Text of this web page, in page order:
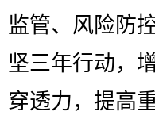
监管、风险防
坚三年行动，
穿透力，提高